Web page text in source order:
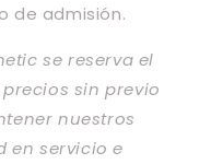
de admisión.
se reserva el
sin previo
nuestros
en servicio e